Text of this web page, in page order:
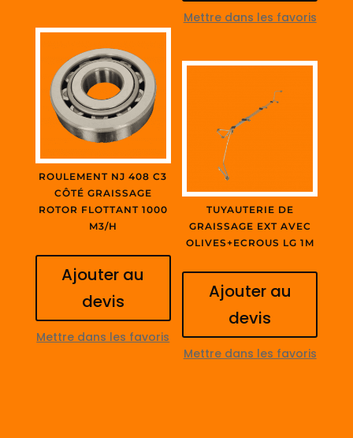
Mettre dans les favoris
ROULEMENT NJ 408 C3
CÔTÉ GRAISSAGE
ROTOR FLOTTANT 1000
M3/H
Ajouter au
devis
Mettre dans les favoris
TUYAUTERIE DE
GRAISSAGE EXT AVEC
OLIVES+ECROUS LG 1M
Ajouter au
devis
Mettre dans les favoris